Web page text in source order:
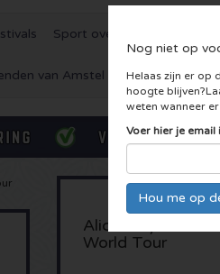
Sport overig
van Amstel LIVE kaarten
Nog niet op
Helaas zijn er op
hoogte
weten wanneer
Voer hier je email
Alicia Keys - Alicia
World Tour